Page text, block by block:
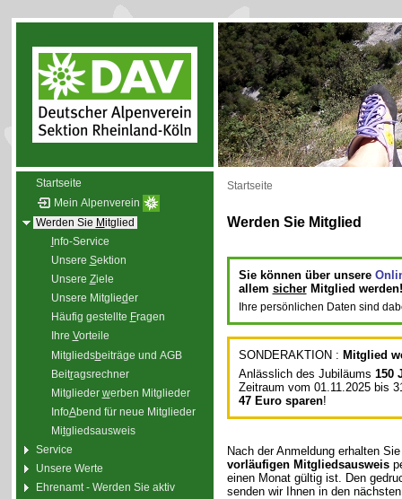
Startseite
Mein Alpenverein
Werden Sie Mitglied
nfo-Service
Unsere Sektion
Unsere Ziele
Unsere Mitglieder
Häufig gestellte Fragen
Ihre Vorteile
Mitgliedsbeiträge und AGB
Beitragsrechner
Mitglieder werben Mitglieder
InfoAbend für neue Mitglieder
Mitgliedsausweis
Service
Unsere Werte
Ehrenamt - Werden Sie aktiv
Startseite
Werden Sie Mitglied
Sie können über unsere
allem sicherMitglied werden!
Ihre persönlichen Daten sind
SONDERAKTION : Mitglied
Anlässlich des Jubiläums 150
Zeitraum vom 01.11.2025 bis
47 Euro sparen!
Nach der Anmeldung erhalten
vorläufigen Mitgliedsausweis
einen Monat gültig ist. Den
senden wir Ihnen in den